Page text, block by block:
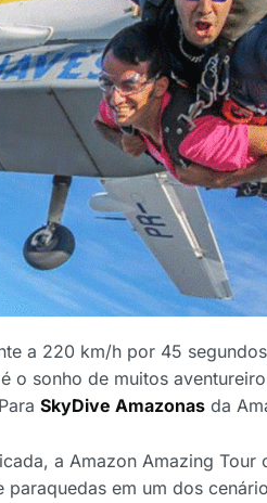
a 220 km/h por 45
o sonho de muitos
SkyDive Amazonas da
a Amazon Amazing Tour
em um dos